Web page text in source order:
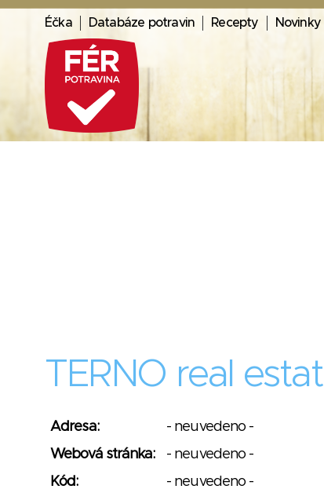
Éčka Databáze potravin Recepty Novinky
TERNO real
Adresa:
- neuvedeno -
Webová stránka:
- neuvedeno -
Kód:
- neuvedeno -